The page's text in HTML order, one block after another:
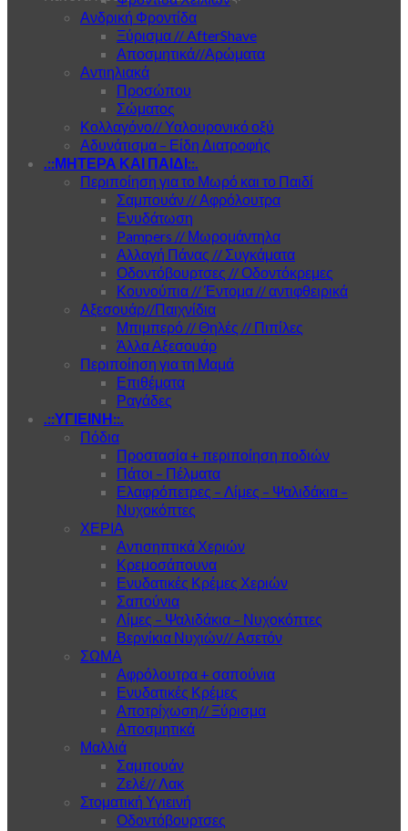
Ανδρική Φροντίδα
Ξύρισμα // AfterShave
Αποσμητικά//Αρώματα
Αντιηλιακά
Προσώπου
Σώματος
Κολλαγόνο// Υαλουρονικό οξύ
Αδυνάτισμα – Είδη Διατροφής
.::ΜΗΤΕΡΑ ΚΑΙ ΠΑΙΔΙ::.
Περιποίηση για το Μωρό και το Παιδί
Σαμπουάν // Αφρόλουτρα
Ενυδάτωση
Pampers // Μωρομάντηλα
Αλλαγή Πάνας // Συγκάματα
Οδοντόβουρτσες // Οδοντόκρεμες
Κουνούπια // Έντομα // αντιφθειρικά
Αξεσουάρ//Παιχνίδια
Μπιμπερό // Θηλές // Πιπίλες
Άλλα Αξεσουάρ
Περιποίηση για τη Μαμά
Επιθέματα
Ραγάδες
.::ΥΓΙΕΙΝΗ::.
Πόδια
Προστασία + περιποίηση ποδιών
Πάτοι – Πέλματα
Ελαφρόπετρες – Λίμες – Ψαλιδάκια –
Νυχοκόπτες
ΧΕΡΙΑ
Αντισηπτικά Χεριών
Κρεμοσάπουνα
Ενυδατικές Κρέμες Χεριών
Σαπούνια
Λίμες – Ψαλιδάκια – Νυχοκόπτες
Βερνίκια Νυχιών// Ασετόν
ΣΩΜΑ
Αφρόλουτρα + σαπούνια
Ενυδατικές Κρέμες
Αποτρίχωση// Ξύρισμα
Αποσμητικά
Μαλλιά
Σαμπουάν
Ζελέ// Λακ
Στοματική Υγιεινή
Οδοντόβουρτσες